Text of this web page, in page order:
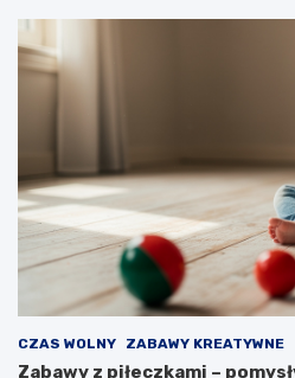
CZAS WOLNY ZABAWY KREATYWNE
Zabawy z piłeczkami –